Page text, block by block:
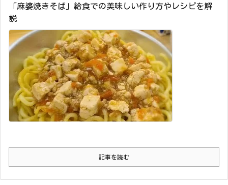
「麻婆焼きそば」給食での美味しい作り方やレシピを解
説
記事を読む